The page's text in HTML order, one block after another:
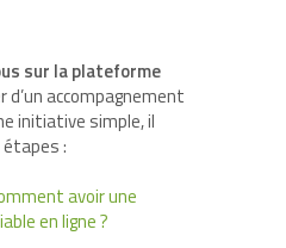
sur la plateforme
d’un accompagnement
initiative simple, il
:
avoir une
en ligne ?